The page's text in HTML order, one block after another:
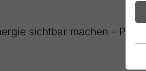
sichtbar machen –